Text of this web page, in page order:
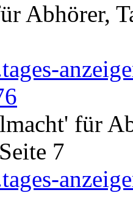
Abhörer,
für
7